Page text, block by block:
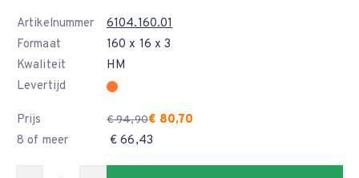
Artikelnummer
6104.160.01
Formaat
160 x 16 x 3
Kwaliteit
HM
Levertijd
Prijs € 94,90€ 80,70
8 of meer
€ 66,43